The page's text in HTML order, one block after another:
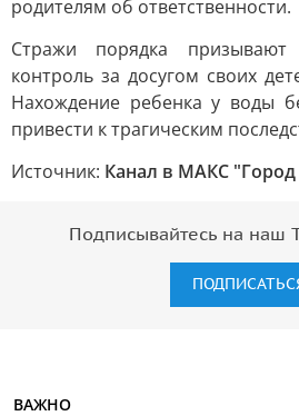
родителям об ответственности.
Стражи порядка призывают
контроль за досугом своих
Нахождение ребенка у воды
привести к трагическим
Источник: Канал в МАКС "Город
Подписывайтесь на наш
ВАЖНО